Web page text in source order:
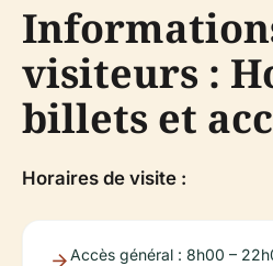
visiteurs :
billets et
Horaires de visite :
Accès général : 8h00 –